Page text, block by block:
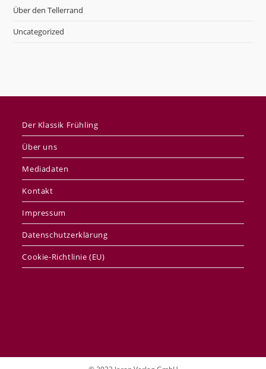
Über den Tellerrand
Uncategorized
Der Klassik Frühling
Über uns
Mediadaten
Kontakt
Impressum
Datenschutzerklärung
Cookie-Richtlinie (EU)